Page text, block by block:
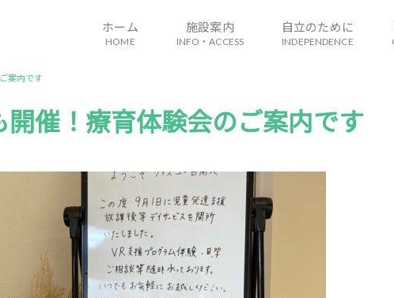
ホーム
HOME
施設案内
INFO・ACCESS
自立のために
INDEPENDENCE
案内です
開催！療育体験会のご案内です